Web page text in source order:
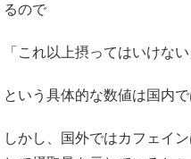
るので
「これ以上摂ってはいけない
という具体的な数値は国内
しかし、国外ではカフェイ